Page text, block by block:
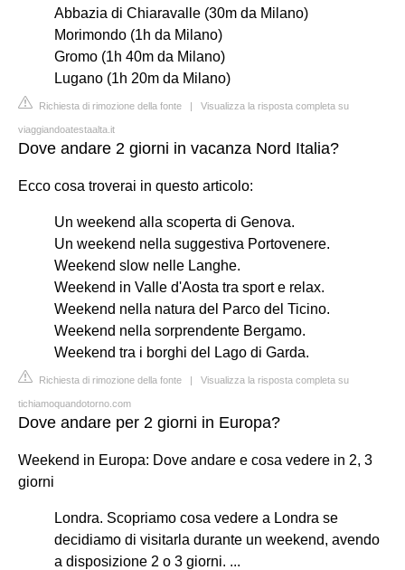
Abbazia di Chiaravalle (30m da Milano)
Morimondo (1h da Milano)
Gromo (1h 40m da Milano)
Lugano (1h 20m da Milano)
Richiesta di rimozione della fonte | Visualizza la risposta completa su
viaggiandoatestaalta.it
Dove andare 2 giorni in vacanza Nord Italia?
Ecco cosa troverai in questo articolo:
Un weekend alla scoperta di Genova.
Un weekend nella suggestiva Portovenere.
Weekend slow nelle Langhe.
Weekend in Valle d'Aosta tra sport e relax.
Weekend nella natura del Parco del Ticino.
Weekend nella sorprendente Bergamo.
Weekend tra i borghi del Lago di Garda.
Richiesta di rimozione della fonte | Visualizza la risposta completa su
tichiamoquandotorno.com
Dove andare per 2 giorni in Europa?
Weekend in Europa: Dove andare e cosa vedere in 2, 3
giorni
Londra. Scopriamo cosa vedere a Londra se
decidiamo di visitarla durante un weekend, avendo
a disposizione 2 o 3 giorni. ...